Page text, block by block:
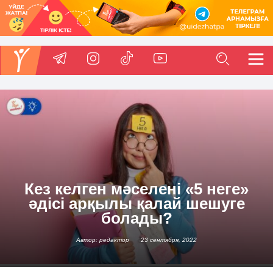
Кез келген мәселені «5 неге»
әдісі арқылы қалай шешуге
болады?
Автор: редактор 23 сентября, 2022